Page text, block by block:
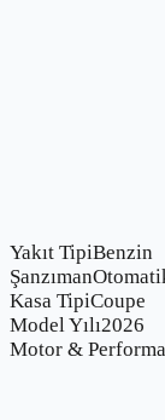
Yakıt TipiBenzin
Şanzıman
Kasa TipiCoupe
Model Yılı2026
Motor &